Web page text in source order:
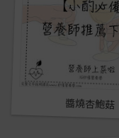
醬燒杏鮑菇